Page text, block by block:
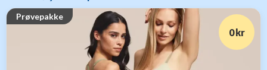
Prøvepakke
0 kr